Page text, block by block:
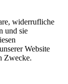
widerrufliche
und sie
Website
Zwecke.